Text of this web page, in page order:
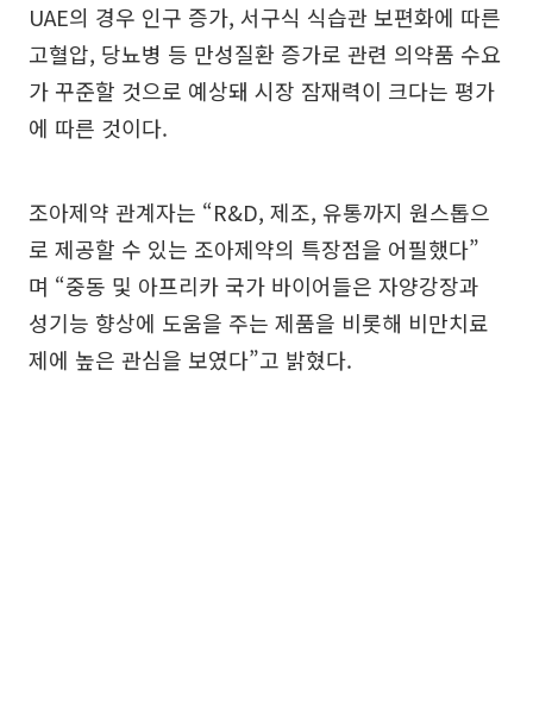
UAE의 경우 인구 증가, 서구식 식습관 보편화에 따른
고혈압, 당뇨병 등 만성질환 증가로 관련 의약품 수요
가 꾸준할 것으로 예상돼 시장 잠재력이 크다는 평가
에 따른 것이다.
조아제약 관계자는 “R&D, 제조, 유통까지 원스톱으
로 제공할 수 있는 조아제약의 특장점을 어필했다”
며 “중동 및 아프리카 국가 바이어들은 자양강장과
성기능 향상에 도움을 주는 제품을 비롯해 비만치료
제에 높은 관심을 보였다”고 밝혔다.